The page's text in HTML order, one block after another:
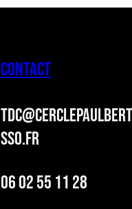
CONTACT
SSO.FR
06 02 55 11 28